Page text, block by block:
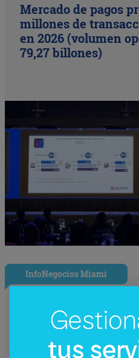
Mercado de pagos
millones de
en 2026 (volumen
79,27 billones)
InfoNegocios Miami
Nude Dining: Miami
gastronómico con